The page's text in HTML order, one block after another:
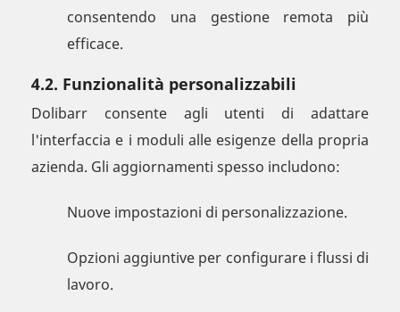
consentendo una gestione remota più
efficace.
4.2. Funzionalità personalizzabili
Dolibarr consente agli utenti di adattare
l'interfaccia e i moduli alle esigenze della propria
azienda. Gli aggiornamenti spesso includono:
Nuove impostazioni di personalizzazione.
Opzioni aggiuntive per configurare i flussi di
lavoro.